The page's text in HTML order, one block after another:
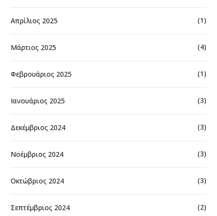
Απρίλιος 2025 (1)
Μάρτιος 2025 (4)
Φεβρουάριος 2025 (1)
Ιανουάριος 2025 (3)
Δεκέμβριος 2024 (3)
Νοέμβριος 2024 (3)
Οκτώβριος 2024 (3)
Σεπτέμβριος 2024 (2)